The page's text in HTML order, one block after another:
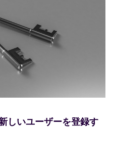
いユーザーを登録す